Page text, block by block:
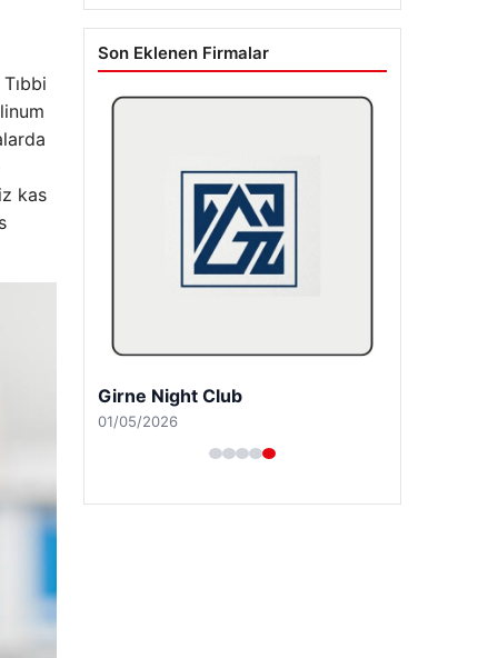
kas
Son Eklenen Firmalar
Girne Night Club
01/05/2026